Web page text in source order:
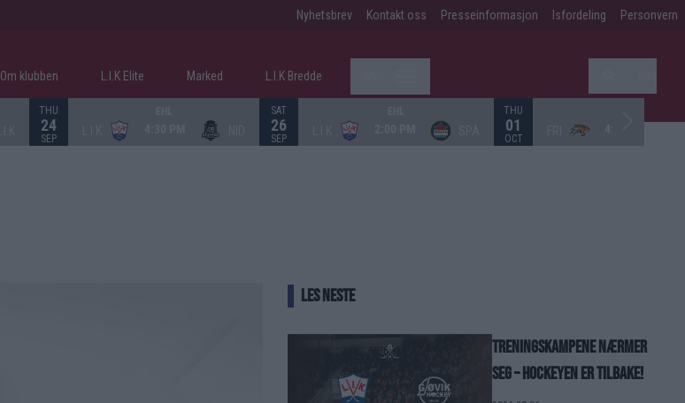
Nyhetsbrev Kontakt oss Presseinformasjon Isfordeling Personvern
Om klubben L.I.K Elite Marked L.I.K Bredde
THU
24
SEP
SAT
26
SEP
THU
01
OCT
LES NESTE
Treningskampene nærmer
seg – hockeyen er tilbake!